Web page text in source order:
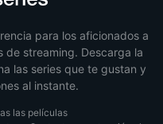
para los aficionados a
de streaming. Descarga la
las series que te gustan y
al instante.
las películas